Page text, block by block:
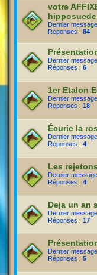
votre
hipposuede
Dernier
Réponses : 84
Dernier
Réponses : 6
1er Etalon
Dernier
Réponses : 18
Écurie la
Dernier
Réponses : 4
Les rejetons
Dernier
Réponses : 4
Deja un an
Dernier
Réponses : 17
Dernier
Réponses : 5